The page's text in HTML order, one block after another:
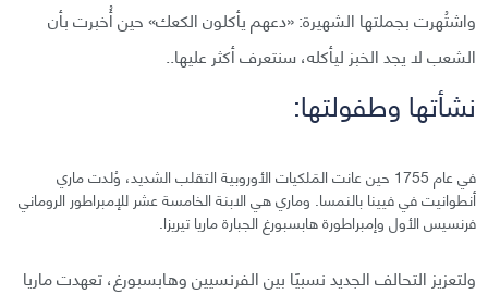
واشتُهرت بجملتها الشهيرة: «دعهم يأكلون الكعك» حين أُخبرت بأن
الشعب لا يجد الخبز ليأكله، سنتعرف أكثر عليها..
نشأتها وطفولتها:
في عام 1755 حين عانت المَلكيات الأوروبية التقلب الشديد، وُلدت ماري
أنطوانيت في فيينا بالنمسا. وماري هي الابنة الخامسة عشر للإمبراطور الروماني
فرنسيس الأول وإمبراطورة هابسبورغ الجبارة ماريا تيريزا.
ولتعزيز التحالف الجديد نسبيًا بين الفرنسيين وهابسبورغ، تعهدت ماريا